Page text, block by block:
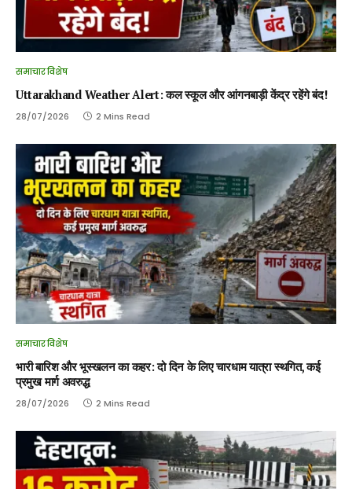
समाचार विशेष
Uttarakhand Weather Alert: कल स्कूल और आंगनबाड़ी केंद्र रहेंगे बंद!
28/07/2026 2 Mins Read
समाचार विशेष
भारी बारिश और भूस्खलन का कहर: दो दिन के लिए चारधाम यात्रा स्थगित, कई
प्रमुख मार्ग अवरुद्ध
28/07/2026 2 Mins Read